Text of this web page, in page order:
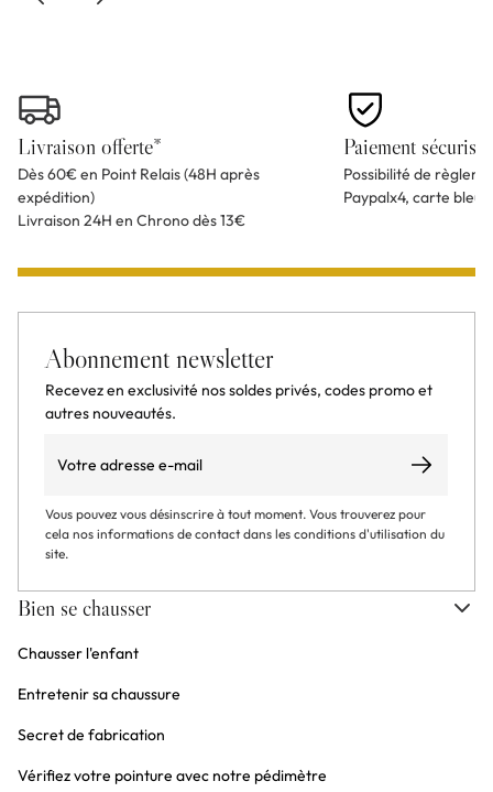
Livraison offerte*
Dès 60€ en Point Relais (48H après
expédition)
Livraison 24H en Chrono dès 13€
Paiement sécurisé
Possibilité de
Paypalx4, carte
Abonnement newsletter
Recevez en exclusivité nos soldes privés, codes promo et
autres nouveautés.
S’abonner
Vous pouvez vous désinscrire à tout moment. Vous trouverez pour
cela nos informations de contact dans les conditions d'utilisation du
site.
Bien se chausser
Chausser l'enfant
Entretenir sa chaussure
Secret de fabrication
Vérifiez votre pointure avec notre pédimètre